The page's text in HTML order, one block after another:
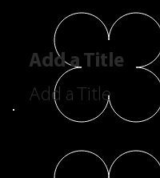
Add a Title
Add a Title